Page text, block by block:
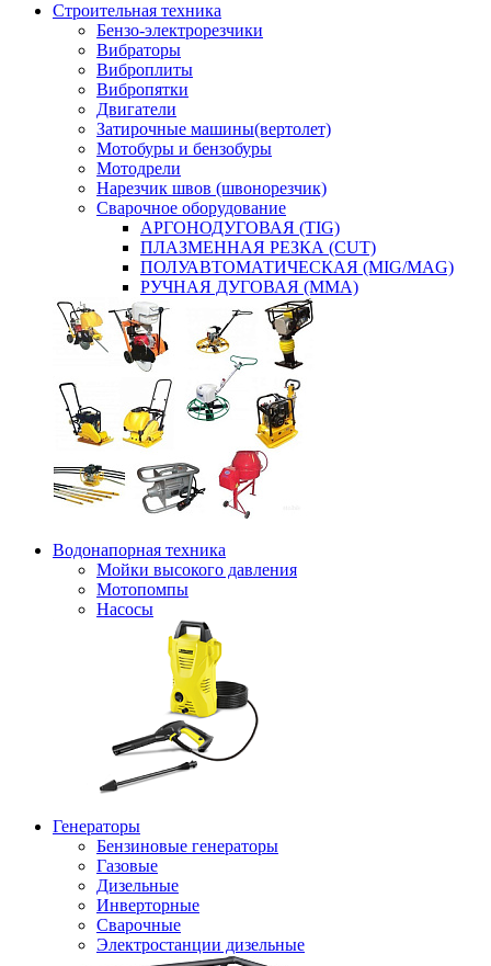
Строительная техника
Бензо-электрорезчики
Вибраторы
Виброплиты
Вибропятки
Двигатели
Затирочные машины(вертолет)
Мотобуры и бензобуры
Мотодрели
Нарезчик швов (швонорезчик)
Сварочное оборудование
АРГОНОДУГОВАЯ (TIG)
ПЛАЗМЕННАЯ РЕЗКА (CUT)
ПОЛУАВТОМАТИЧЕСКАЯ (MIG/MAG)
РУЧНАЯ ДУГОВАЯ (MMA)
Водонапорная техника
Мойки высокого давления
Мотопомпы
Насосы
Генераторы
Бензиновые генераторы
Газовые
Дизельные
Инверторные
Сварочные
Электростанции дизельные